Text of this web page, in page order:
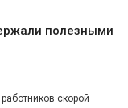
полезными
скорой